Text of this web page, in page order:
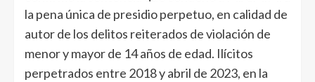
la pena única de presidio perpetuo, en calidad de
autor de los delitos reiterados de violación de
menor y mayor de 14 años de edad. Ilícitos
perpetrados entre 2018 y abril de 2023, en la